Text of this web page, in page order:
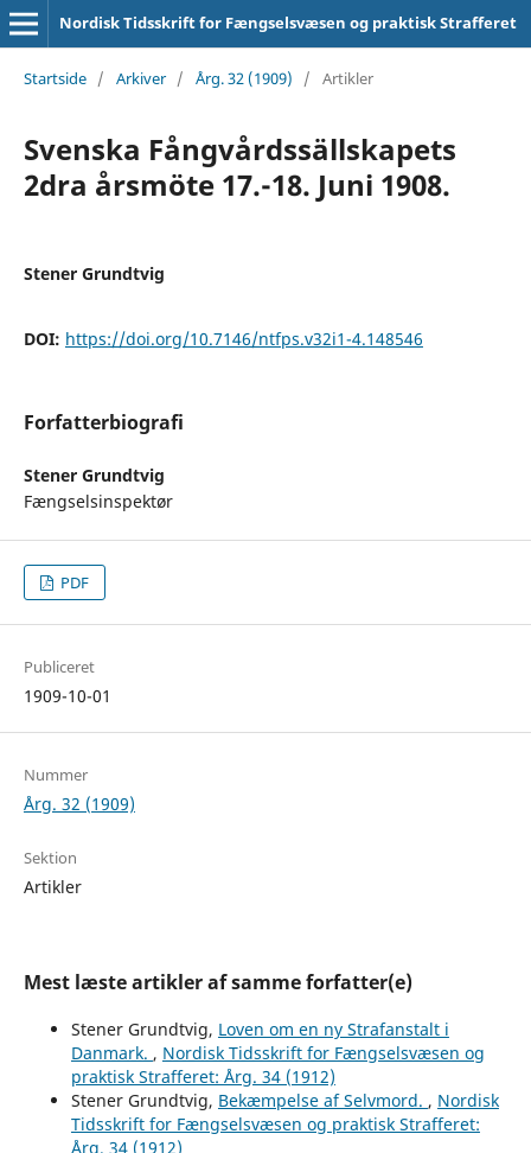
Nordisk Tidsskrift for Fængselsvæsen og praktisk Strafferet
Startside / Arkiver / Årg. 32 (1909) / Artikler
Svenska Fångvårdssällskapets
2dra årsmöte 17.-18. Juni 1908.
Stener Grundtvig
DOI: https://doi.org/10.7146/ntfps.v32i1-4.148546
Forfatterbiografi
Stener Grundtvig
Fængselsinspektør
PDF
Publiceret
1909-10-01
Nummer
Årg. 32 (1909)
Sektion
Artikler
Mest læste artikler af samme forfatter(e)
Stener Grundtvig, Loven om en ny Strafanstalt i
Danmark. , Nordisk Tidsskrift for Fængselsvæsen og
praktisk Strafferet: Årg. 34 (1912)
Stener Grundtvig, Bekæmpelse af Selvmord. , Nordisk
Tidsskrift for Fængselsvæsen og praktisk Strafferet:
Årg. 34 (1912)